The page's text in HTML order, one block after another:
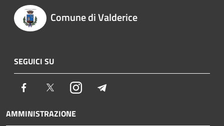
Comune di Valderice
SEGUICI SU
Facebook TwitterInstagram
AMMINISTRAZIONE